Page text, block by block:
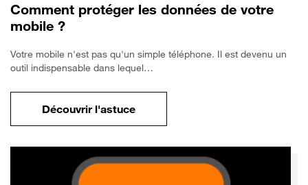
Comment protéger les données de votre
mobile ?
Votre mobile n'est pas qu'un simple téléphone. Il est devenu un
outil indispensable dans lequel…
Découvrir l'astucepour Comment protéger les données de